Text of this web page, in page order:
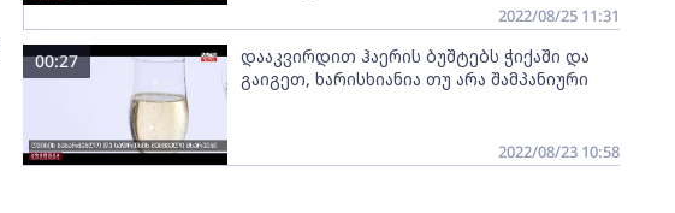
2022/08/25 11:31
დააკვირდით ჰაერის ბუშტებს ჭიქაში და
გაიგეთ, ხარისხიანია თუ არა შამპანიური
00:27
2022/08/23 10:58